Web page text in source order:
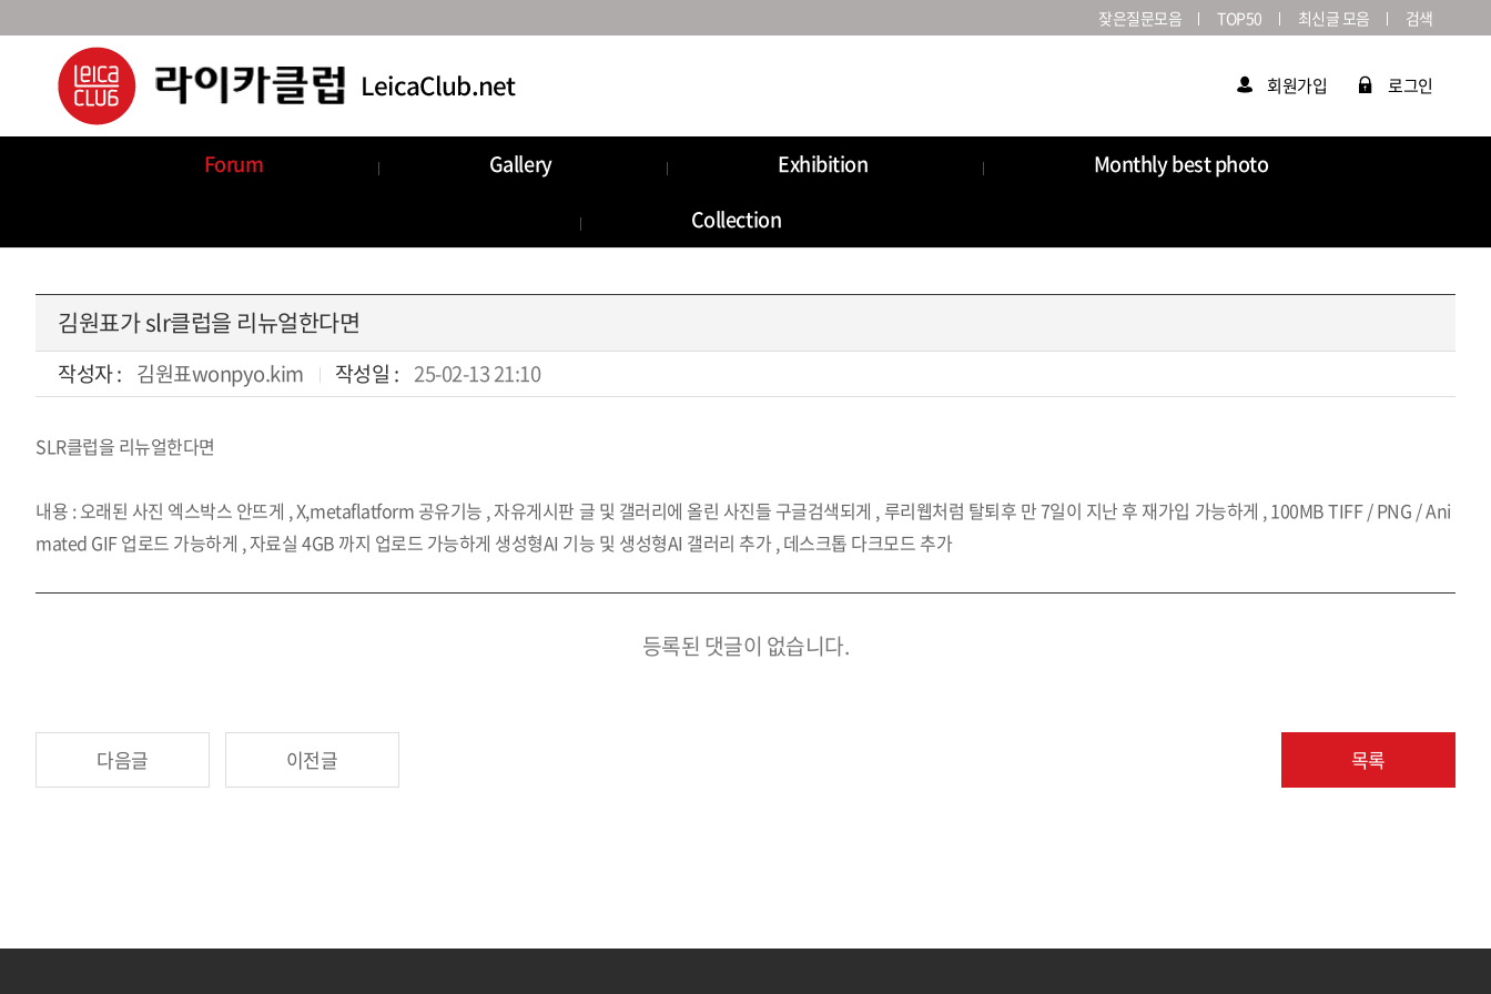
잦은질문모음 TOP50 최신글 모음 검색
회원가입 로그인
Forum Gallery Exhibition
Monthly best photo
Collection
Information
김원표가 slr클럽을 리뉴얼한다면
작성자 : 김원표wonpyo.kim 작성일 : 25-02-13 21:10
본문
SLR클럽을 리뉴얼한다면
내용 : 오래된 사진 엑스박스 안뜨게 , X,metaflatform 공유기능 , 자유게시판 글 및 갤러리에 올린 사진들 구글검색되게 , 루리웹처럼 탈퇴후 만 7일이 지난 후 재가입 가능하게 , 100MB TIFF / PNG / Ani
mated GIF 업로드 가능하게 , 자료실 4GB 까지 업로드 가능하게 생성형AI 기능 및 생성형AI 갤러리 추가 , 데스크톱 다크모드 추가
등록된 댓글이 없습니다.
다음글 이전글 목록